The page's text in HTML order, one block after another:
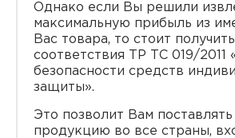
Однако если Вы решили
максимальную прибыль из
Вас товара, то стоит
соответствия ТР ТС 019/2011
безопасности средств
защиты».
Это позволит Вам
продукцию во все страны,